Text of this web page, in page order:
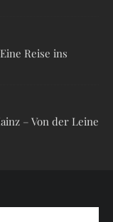
Reise ins
– Von der Leine